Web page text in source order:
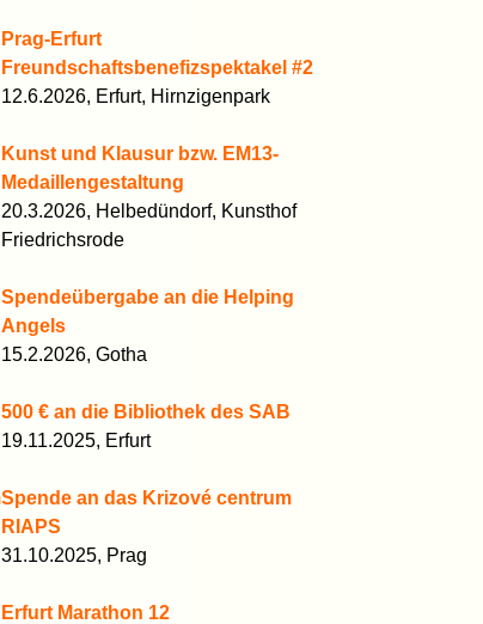
Prag-Erfurt
Freundschaftsbenefizspektakel #2
12.6.2026, Erfurt, Hirnzigenpark
Kunst und Klausur bzw. EM13-
Medaillengestaltung
20.3.2026, Helbedündorf, Kunsthof
Friedrichsrode
Spendeübergabe an die Helping
Angels
15.2.2026, Gotha
500 € an die Bibliothek des SAB
19.11.2025, Erfurt
Spende an das Krizové centrum
RIAPS
31.10.2025, Prag
Erfurt Marathon 12